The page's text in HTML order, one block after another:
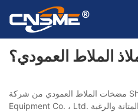
الملاط العمودي؟
مضخات الملاط العمودي من شركة Shijiazhuang Minerals
Equipment Co. ، Ltd. تم تصميمه مع مرونة الاستخدام والمتانة والرغبة